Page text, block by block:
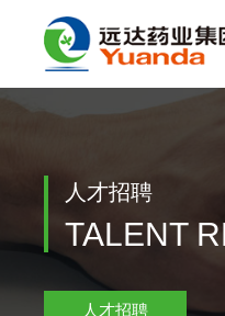
人才招聘
TALENT
人才招聘